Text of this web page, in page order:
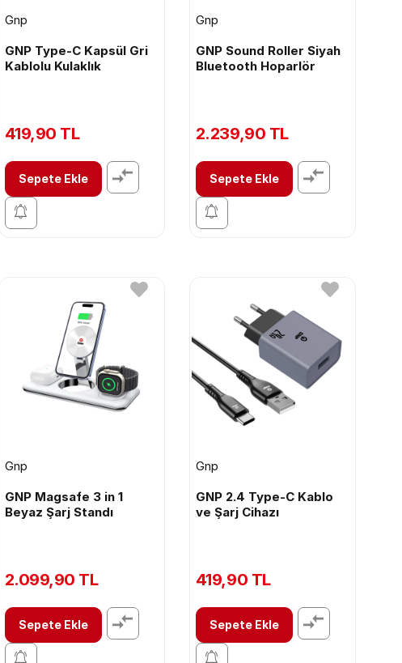
Gnp
GNP Type-C Kapsül Gri
Kablolu Kulaklık
419,90 TL
Sepete Ekle
Gnp
GNP Sound Roller Siyah
Bluetooth Hoparlör
2.239,90 TL
Sepete Ekle
Gnp
GNP Magsafe 3 in 1
Beyaz Şarj Standı
2.099,90 TL
Sepete Ekle
Gnp
GNP 2.4 Type-C Kablo
ve Şarj Cihazı
419,90 TL
Sepete Ekle